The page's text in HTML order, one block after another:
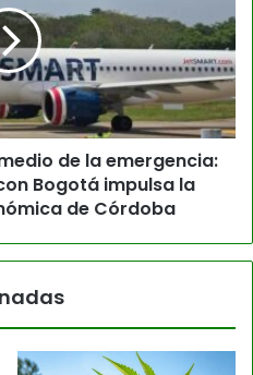
de la emergencia:
Bogotá impulsa la
de Córdoba